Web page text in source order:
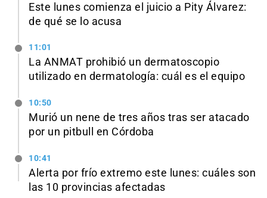
Este lunes comienza el juicio a Pity Álvarez:
de qué se lo acusa
11:01
La ANMAT prohibió un dermatoscopio
utilizado en dermatología: cuál es el equipo
10:50
Murió un nene de tres años tras ser atacado
por un pitbull en Córdoba
10:41
Alerta por frío extremo este lunes: cuáles son
las 10 provincias afectadas